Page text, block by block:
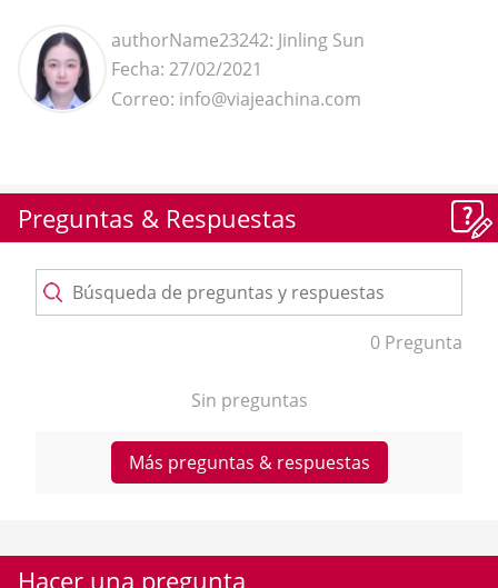
authorName23242: Jinling Sun
Fecha: 27/02/2021
Correo: info@viajeachina.com
Preguntas & Respuestas
0 Pregunta
Sin preguntas
Más preguntas & respuestas
Hacer una pregunta